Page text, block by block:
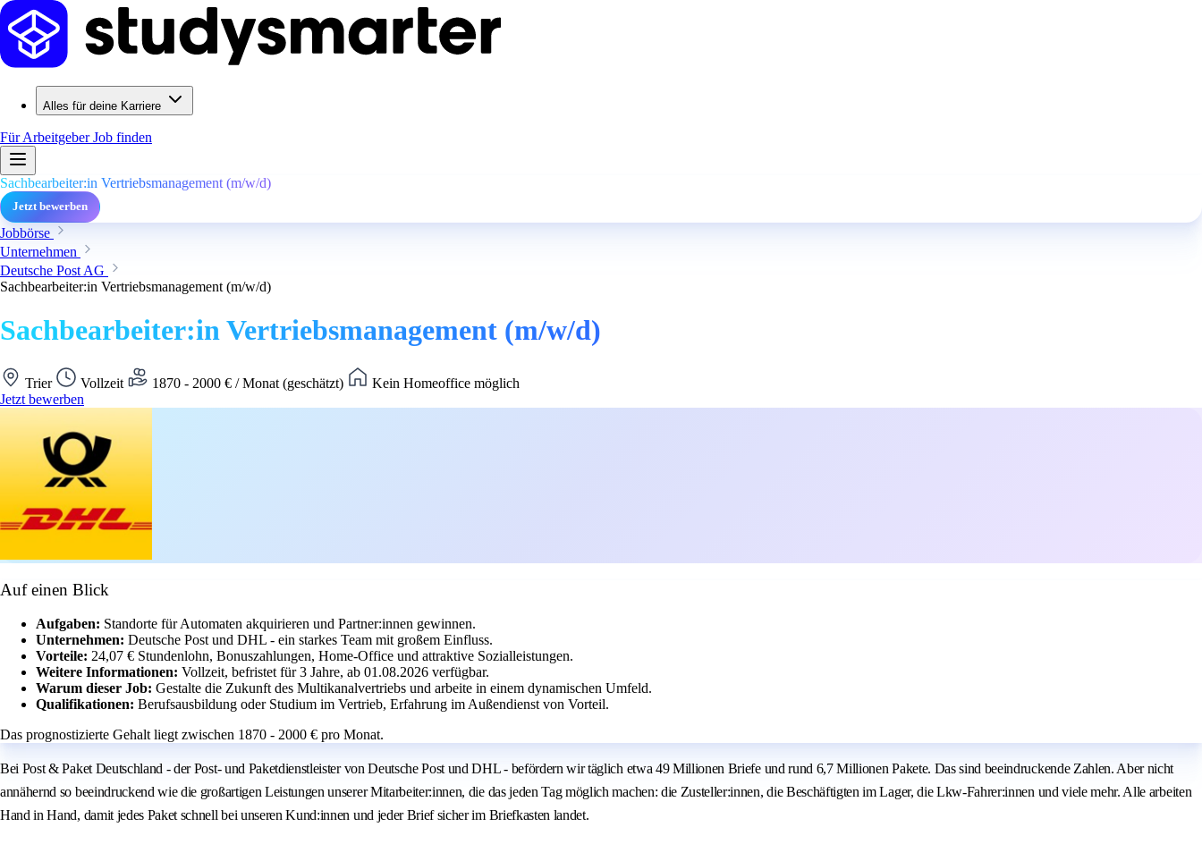
Alles für deine Karriere
Für ArbeitgeberJob finden
Sachbearbeiter:in Vertriebsmanagement (m/w/d)
Jetzt bewerben
Jobbörse
Unternehmen
Deutsche Post AG
Sachbearbeiter:in Vertriebsmanagement (m/w/d)
Sachbearbeiter:in Vertriebsmanagement (m/w/d)
Trier Vollzeit 1870 - 2000 € / Monat (geschätzt)
Kein Homeoffice möglich
Jetzt bewerben
Auf einen Blick
Aufgaben: Standorte für Automaten akquirieren und Partner:innen gewinnen.
Unternehmen: Deutsche Post und DHL - ein starkes Team mit großem Einfluss.
Vorteile: 24,07 € Stundenlohn, Bonuszahlungen, Home-Office und attraktive Sozialleistungen.
Weitere Informationen: Vollzeit, befristet für 3 Jahre, ab 01.08.2026 verfügbar.
Warum dieser Job: Gestalte die Zukunft des Multikanalvertriebs und arbeite in einem dynamischen Umfeld.
Qualifikationen: Berufsausbildung oder Studium im Vertrieb, Erfahrung im Außendienst von Vorteil.
Das prognostizierte Gehalt liegt zwischen 1870 - 2000 € pro Monat.
Bei Post & Paket Deutschland - der Post- und Paketdienstleister von Deutsche Post und DHL - befördern wir täglich etwa 49 Millionen Briefe und rund 6,7 Millionen Pakete. Das sind beeindruckende Zahlen. Aber nicht
annähernd so beeindruckend wie die großartigen Leistungen unserer Mitarbeiter:innen, die das jeden Tag möglich machen: die Zusteller:innen, die Beschäftigten im Lager, die Lkw-Fahrer:innen und viele mehr. Alle arbeiten
Hand in Hand, damit jedes Paket schnell bei unseren Kund:innen und jeder Brief sicher im Briefkasten landet.